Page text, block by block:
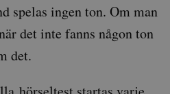
spelas ingen ton. Om man
det inte fanns någon ton
det.
LLC
.auris.nu
månad
associerat med Google
en viktig uppdatering
Googles mer vanliga
genererat nummer